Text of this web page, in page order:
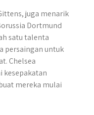
juga menarik
Dortmund
satu talenta
persaingan untuk
Chelsea
kesepakatan
mereka mulai